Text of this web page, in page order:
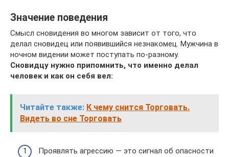
Значение поведения
Смысл сновидения во многом зависит от того, что
делал сновидец или появившийся незнакомец. Мужчина в
ночном видении может поступать по-разному.
Сновидцу нужно припомнить, что именно делал
человек и как он себя вел:
Читайте также: К чему снится Торговать.
Видеть во сне Торговать
Проявлять агрессию — это сигнал об опасности